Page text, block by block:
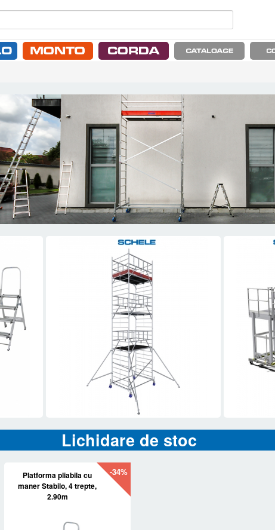
Lichidare de stoc
-34%
Platforma pliabila cu
maner Stabilo, 4 trepte,
2.90m